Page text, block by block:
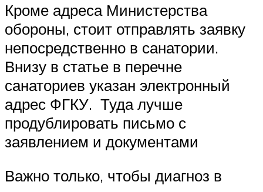
Кроме адреса Министерства
обороны, стоит отправлять заявку
непосредственно в санатории.
Внизу в статье в перечне
санаториев указан электронный
адрес ФГКУ. Туда лучше
продублировать письмо с
заявлением и документами
Важно только, чтобы диагноз в